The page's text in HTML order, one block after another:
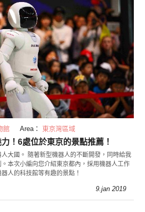
館 Area： 東京灣區域
！6處位於東京的景點推薦！
大國。 隨著新型機器人的不斷開發，同時給我
本次小編向您介紹東京都內，採用機器人工作
人的科技館等有趣的景點！
9.jan 2019